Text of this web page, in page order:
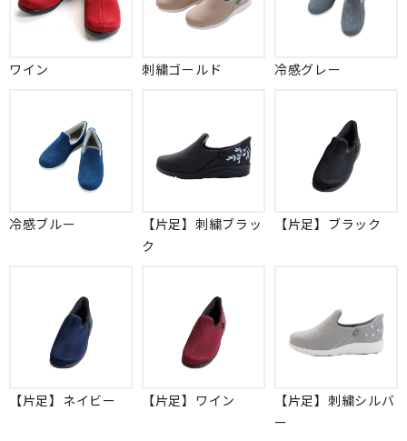
ワイン 刺繍ゴールド 冷感グレー
冷感ブルー
【片足】刺繍ブラッ
ク
【片足】ブラック
【片足】ネイビー 【片足】ワイン
【片足】刺繍シルバ
ー